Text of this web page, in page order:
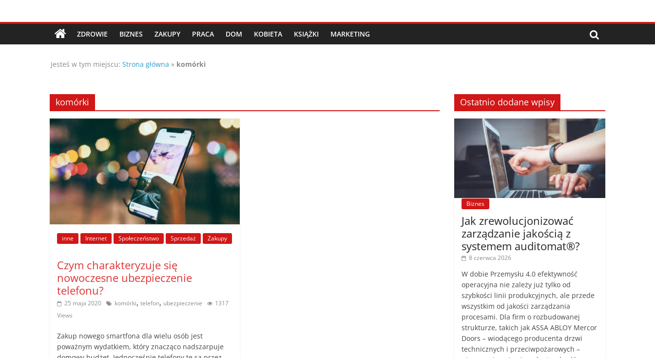
Porady,
wskazówki
oraz
ciekawe
rady
–
poznaj
te
poradniki.
praktyczne
porady
wskazówki
poradniki
na
ZDROWIE BIZNES ZAKUPY PRACA DOM KOBIETA KSIĄŻKI MARKETING
Jesteś w tym miejscu: Strona główna » komórki
komórki
inne Internet Społeczeństwo Sprzedaż Zakupy
Czym charakteryzuje się
nowoczesne ubezpieczenie
telefonu?
25 maja 2020 komórki, telefon, ubezpieczenie
1317
Views
Zakup nowego smartfona dla wielu osób jest
poważnym wydatkiem, który znacząco nadszarpuje
Ostatnio dodane wpisy
Biznes
Jak zrewolucjonizować
zarządzanie jakością z
systemem auditomat®?
8 czerwca 2026
W dobie Przemysłu 4.0 efektywność
operacyjna nie zależy już tylko od
szybkości linii produkcyjnych, ale przede
wszystkim od jakości zarządzania
procesami. Dla firm o rozbudowanej
strukturze, takich jak ASSA ABLOY Mercor
Doors – wiodącego producenta drzwi
technicznych i przeciwpożarowych –